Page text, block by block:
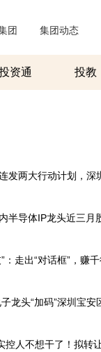
团 集团动态
资通 投教
发两大行动计划，深
半导体IP龙头近三月
：走出“对话框”，赚
龙头“加码”深圳宝安
控人不想干了！拟转